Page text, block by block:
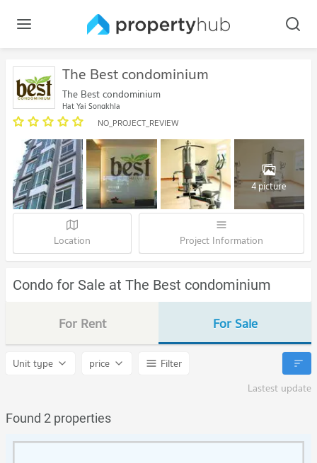
The Best condominium
The Best condominium
Hat Yai Songkhla
NO_PROJECT_REVIEW
4 picture
Location Project Information
Condo for Sale at The Best condominium
For Rent For Sale
Unit type price
Filter
Lastest update
Found 2 properties